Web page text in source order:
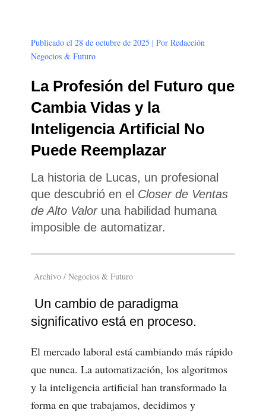
Publicado el 28 de octubre de 2025 | Por Redacción
Negocios & Futuro
La Profesión del Futuro que
Cambia Vidas y la
Inteligencia Artificial No
Puede Reemplazar
La historia de Lucas, un profesional
que descubrió en el Closer de Ventas
de Alto Valoruna habilidad humana
imposible de automatizar.
Archivo / Negocios & Futuro
Un cambio de paradigma
significativo está en proceso.
El mercado laboral está cambiando más rápido
que nunca. La automatización, los algoritmos
y la inteligencia artificial han transformado la
forma en que trabajamos, decidimos y